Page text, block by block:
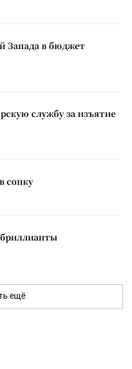
Запада в бюджет
службу за изъятие
сопку
ещё